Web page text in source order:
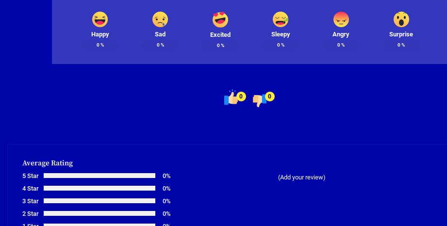
Happy
0%
Sad
0%
Excited
0%
Sleepy
0%
Angry
0%
Surprise
0%
0 0
Average Rating
5 Star
0%
4 Star
0%
3 Star
0%
2 Star
0%
(Add your review)